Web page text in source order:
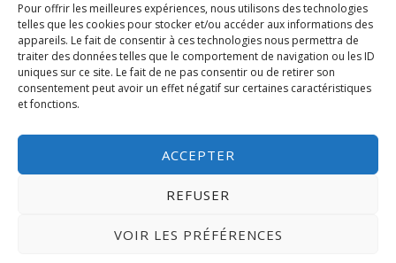
Pour offrir les meilleures expériences, nous utilisons des technologies
telles que les cookies pour stocker et/ou accéder aux informations des
appareils. Le fait de consentir à ces technologies nous permettra de
traiter des données telles que le comportement de navigation ou les ID
uniques sur ce site. Le fait de ne pas consentir ou de retirer son
consentement peut avoir un effet négatif sur certaines caractéristiques
et fonctions.
ACCEPTER
REFUSER
VOIR LES PRÉFÉRENCES
Kuslac Invest SRL -Mentions légales
DIREXION Web Agency
Google Privacy Policy andTerms of Service